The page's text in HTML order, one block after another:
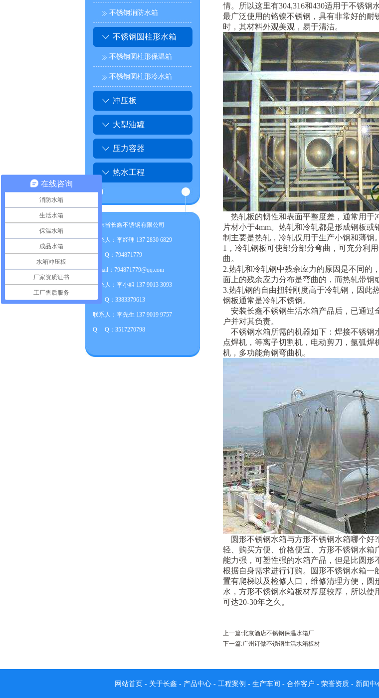
不锈钢消防水箱
不锈钢圆柱形水箱
不锈钢圆柱形保温箱
不锈钢圆柱形冷水箱
冲压板
大型油罐
压力容器
热水工程
广东省长鑫不锈钢有限公司
联系人：李经理 137 2830 6829
Q Q：794871779
E-mail：794871779@qq.com
联系人：李小姐 137 9013 3093
Q Q：3383379613
联系人：李先生 137 9019 9757
Q Q：3517270798
情。所以这里有304,316和430适用于不锈钢
最广泛使用的铬镍不锈钢，具有非常好的耐
时，其材料外观美观，易于清洁。
热轧板的韧性和表面平整度差，通常用于
片材小于4mm。热轧和冷轧都是形成钢板
制主要是热轧，冷轧仅用于生产小钢和薄钢
1，冷轧钢板可使部分部分弯曲，可充分利
曲。
2.热轧和冷轧钢中残余应力的原因是不同的
面上的残余应力分布是弯曲的，而热轧带钢
3.热轧钢的自由扭转刚度高于冷轧钢，因此
钢板通常是冷轧不锈钢。
安装长鑫不锈钢生活水箱产品后，已通过
户并对其负责。
不锈钢水箱所需的机器如下：焊接不锈钢
点焊机，等离子切割机，电动剪刀，氩弧
机，多功能角钢弯曲机。
圆形不锈钢水箱与方形不锈钢水箱哪个好
轻、购买方便、价格便宜、方形不锈钢水
能力强，可塑性强的水箱产品，但是比圆
根据自身需求进行订购。圆形不锈钢水箱
置有爬梯以及检修人口，维修清理方便，
水，方形不锈钢水箱板材厚度较厚，所以使
可达20-30年之久。
上一篇:北京酒店不锈钢保温水箱厂
下一篇:广州订做不锈钢生活水箱板材
网站首页 - 关于长鑫 - 产品中心 - 工程案例 - 生产车间 - 合作客户 - 荣誉资质 - 新闻中
在线咨询
消防水箱
生活水箱
保温水箱
成品水箱
水箱冲压板
厂家资质证书
工厂售后服务